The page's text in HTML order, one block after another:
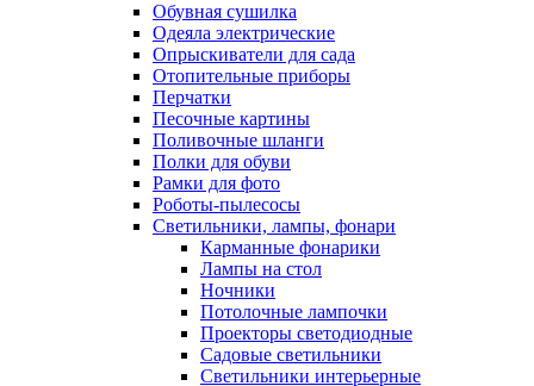
Обувная сушилка
Одеяла электрические
Опрыскиватели для сада
Отопительные приборы
Перчатки
Песочные картины
Поливочные шланги
Полки для обуви
Рамки для фото
Роботы-пылесосы
Светильники, лампы, фонари
Карманные фонарики
Лампы на стол
Ночники
Потолочные лампочки
Проекторы светодиодные
Садовые светильники
Светильники интерьерные